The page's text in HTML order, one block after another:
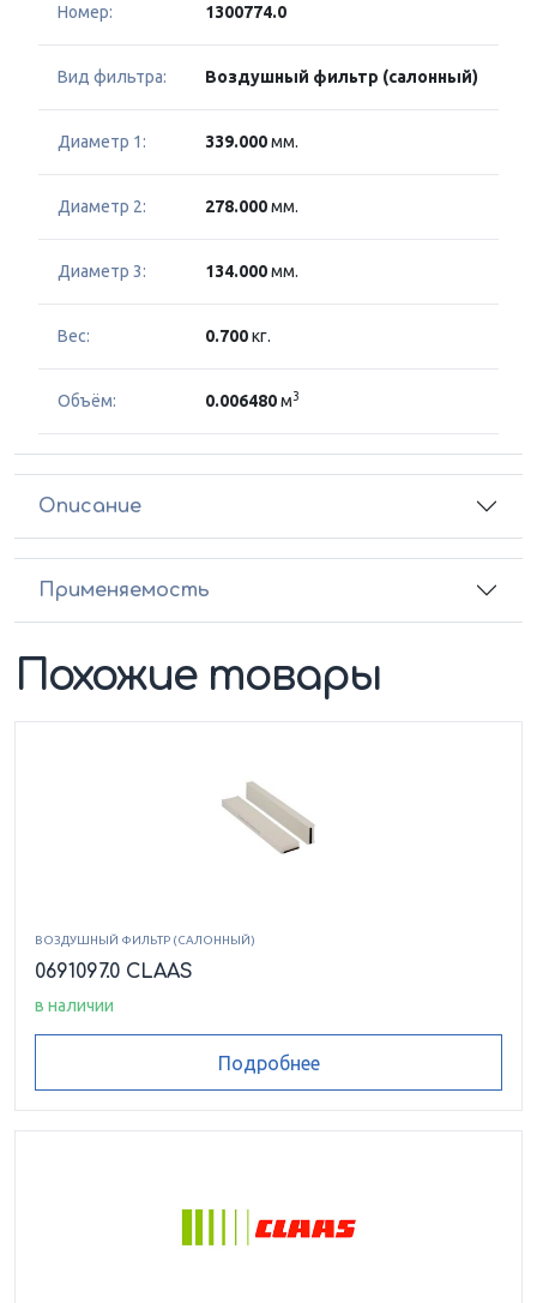
Номер: 1300774.0
Вид фильтра: Воздушный фильтр (салонный)
Диаметр 1: 339.000мм.
Диаметр 2: 278.000мм.
Диаметр 3: 134.000мм.
Вес: 0.700кг.
Объём: 0.006480м3
Описание
Применяемость
Похожие товары
ВОЗДУШНЫЙ ФИЛЬТР (САЛОННЫЙ)
0691097.0 CLAAS
в наличии
Подробнее